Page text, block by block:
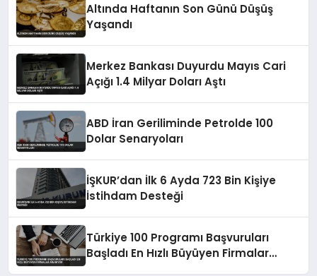
Altında Haftanın Son Günü Düşüş
Yaşandı
Merkez Bankası Duyurdu Mayıs Cari
Açığı 1.4 Milyar Doları Aştı
ABD İran Geriliminde Petrolde 100
Dolar Senaryoları
İŞKUR’dan İlk 6 Ayda 723 Bin Kişiye
İstihdam Desteği
Türkiye 100 Programı Başvuruları
Başladı En Hızlı Büyüyen Firmalar